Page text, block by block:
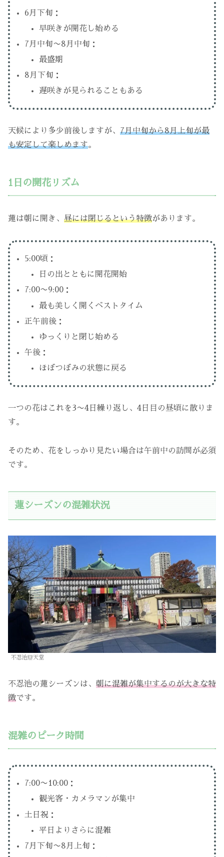
6月下旬：
早咲きが開花し始める
7月中旬〜8月中旬：
最盛期
8月下旬：
遅咲きが見られることもある
天候により多少前後しますが、 7月中旬から8月上旬が最
も安定して楽しめます。
1日の開花リズム
蓮は朝に開き、 昼には閉じるという特徴があります。
5:00頃：
日の出とともに開花開始
7:00〜9:00：
最も美しく開くベストタイム
正午前後：
ゆっくりと閉じ始める
午後：
ほぼつぼみの状態に戻る
一つの花はこれを3〜4日繰り返し、4日目の昼頃に散りま
す。
そのため、花をしっかり見たい場合は午前中の訪問が必須
です。
蓮シーズンの混雑状況
不忍池辯天堂
不忍池の蓮シーズンは、 朝に混雑が集中するのが大きな特
徴です。
混雑のピーク時間
7:00〜10:00：
観光客・カメラマンが集中
土日祝：
平日よりさらに混雑
7月下旬〜8月上旬：